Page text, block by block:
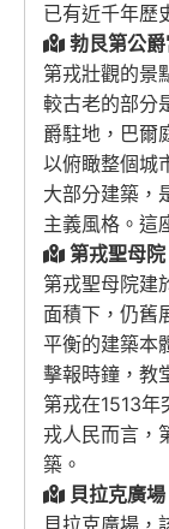
已有近千年歷
勃艮第公
第戎壯觀的景
較古老的部分
爵駐地，巴爾
以俯瞰整個城
大部分建築，
主義風格。這
第戎聖母院
第戎聖母院建
面積下，仍舊
平衡的建築本
擊報時鐘，教
第戎在1513
戎人民而言，
築。
貝拉克廣場